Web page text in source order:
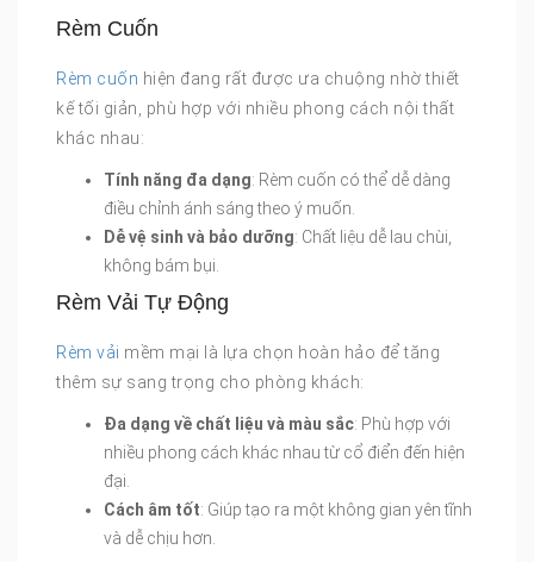
Rèm Cuốn
Rèm cuốn hiện đang rất được ưa chuộng nhờ thiết
kế tối giản, phù hợp với nhiều phong cách nội thất
khác nhau:
Tính năng đa dạng: Rèm cuốn có thể dễ dàng
điều chỉnh ánh sáng theo ý muốn.
Dễ vệ sinh và bảo dưỡng: Chất liệu dễ lau chùi,
không bám bụi.
Rèm Vải Tự Động
Rèm vải mềm mại là lựa chọn hoàn hảo để tăng
thêm sự sang trọng cho phòng khách:
Đa dạng về chất liệu và màu sắc: Phù hợp với
nhiều phong cách khác nhau từ cổ điển đến hiện
đại.
Cách âm tốt: Giúp tạo ra một không gian yên tĩnh
và dễ chịu hơn.